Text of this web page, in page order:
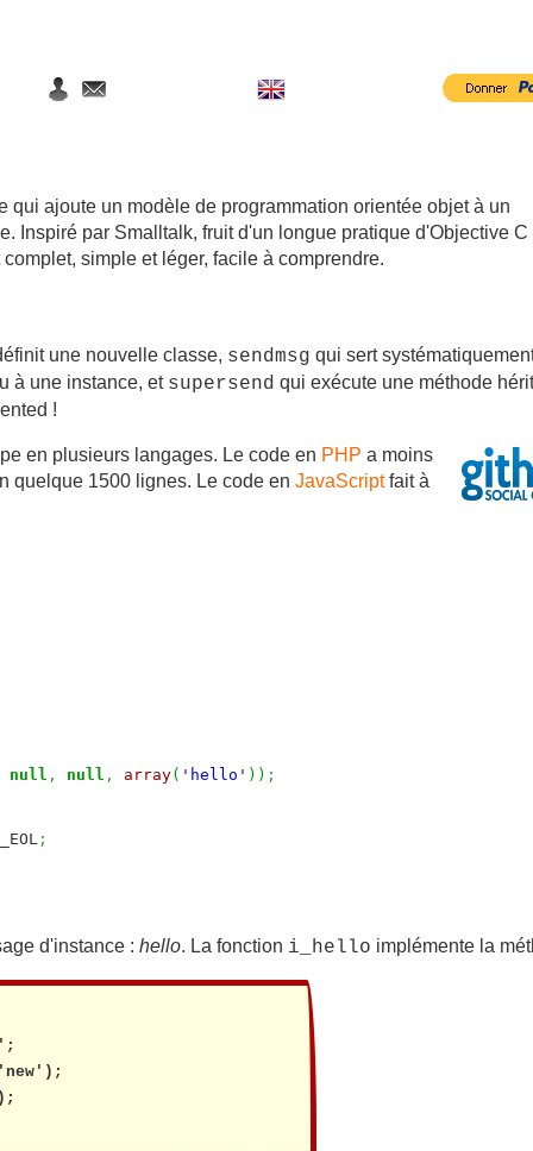
qui ajoute un modèle de programmation orientée objet à un
Inspiré par Smalltalk, fruit d'un longue pratique d'Objective C
simple et léger, facile à comprendre.
une nouvelle classe, sendmsg qui sert
à une instance, et supersend qui exécute une méthode
!
en plusieurs langages. Le code en PHP a moins
quelque 1500 lignes. Le code en JavaScriptfait à
null , null , array( 'hello' ) ) ;
;
d'instance : hello. La fonction i_hello implémente la